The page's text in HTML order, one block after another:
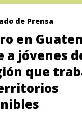
de Prensa
en
a jóvenes
que